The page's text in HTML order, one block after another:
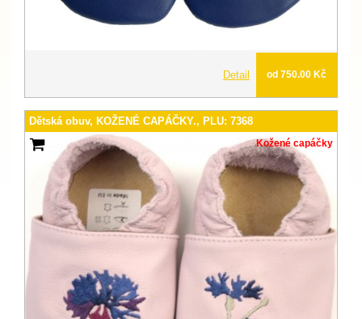
Detail od 750.00 Kč
Dětská obuv, KOŽENÉ CAPÁČKY., PLU: 7368
Kožené capáčky